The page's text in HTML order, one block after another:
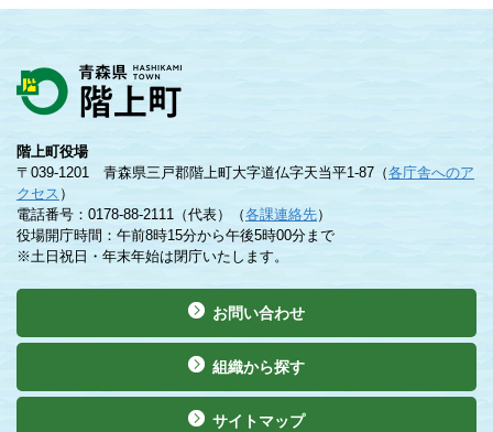
階上町役場
〒039-1201 青森県三戸郡階上町大字道仏字天当平1-87（各庁舎へのア
クセス ）
電話番号：0178-88-2111（代表）（各課連絡先）
役場開庁時間：午前8時15分から午後5時00分まで
※土日祝日・年末年始は閉庁いたします。
お問い合わせ
組織から探す
サイトマップ